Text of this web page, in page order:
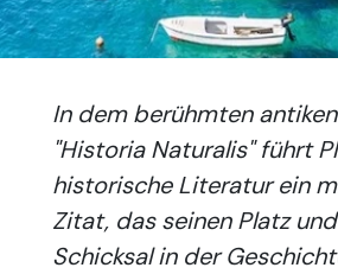
In dem berühmten
"Historia Naturalis" führt
historische Literatur ein
Zitat, das seinen Platz
Schicksal in der